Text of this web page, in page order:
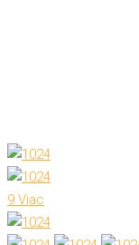
9 Viac